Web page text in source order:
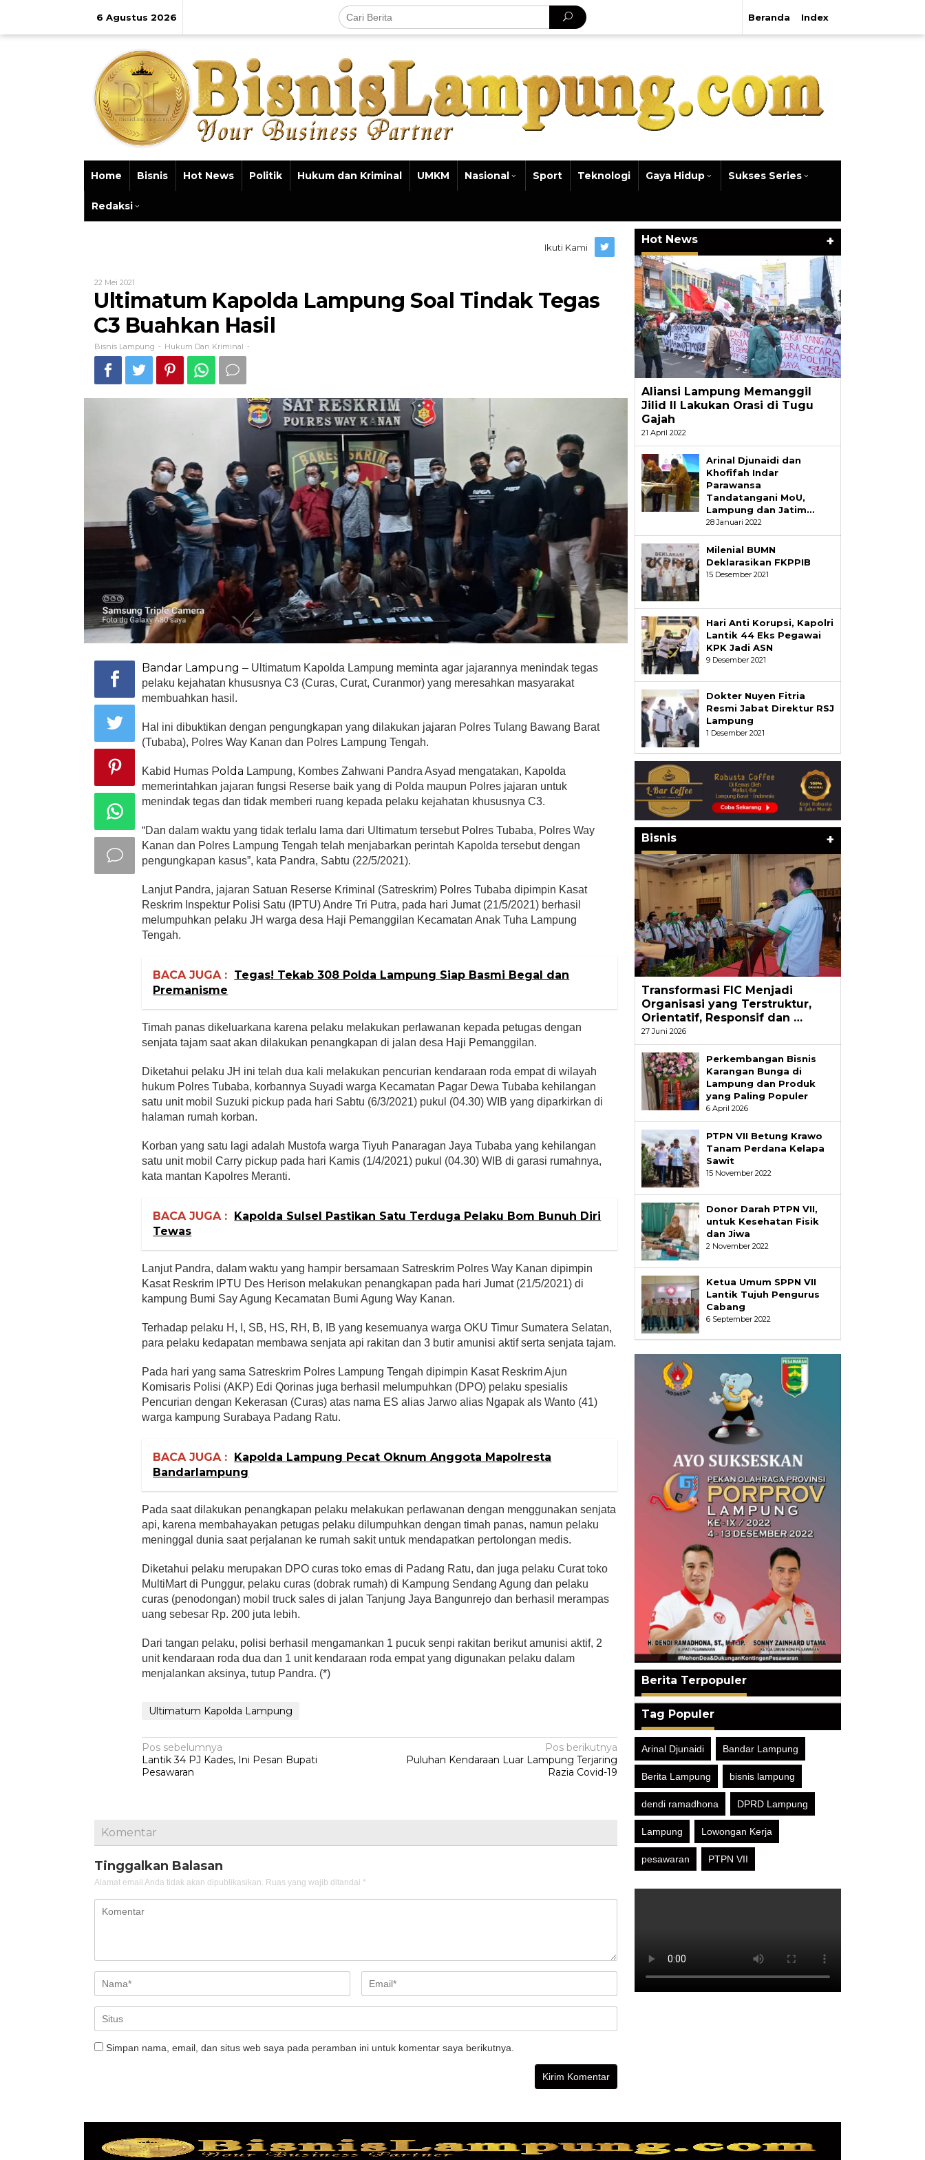
6 Agustus 2026 Beranda Index
Home Bisnis Hot News Politik Hukum dan Kriminal UMKM Nasional Sport Teknologi Gaya Hidup Sukses Series
Redaksi
Ikuti Kami
22 Mei 2021
Lampung
Ultimatum Kapolda Lampung Soal Tindak Tegas
C3 Buahkan Hasil
Bisnis Lampung - Hukum Dan Kriminal -
Bandar Lampung – Ultimatum Kapolda Lampung meminta agar jajarannya menindak tegas
pelaku kejahatan khususnya C3 (Curas, Curat, Curanmor) yang meresahkan masyarakat
membuahkan hasil.
Hal ini dibuktikan dengan pengungkapan yang dilakukan jajaran Polres Tulang Bawang Barat
(Tubaba), Polres Way Kanan dan Polres Lampung Tengah.
Kabid Humas Polda Lampung, Kombes Zahwani Pandra Asyad mengatakan, Kapolda
memerintahkan jajaran fungsi Reserse baik yang di Polda maupun Polres jajaran untuk
menindak tegas dan tidak memberi ruang kepada pelaku kejahatan khususnya C3.
“Dan dalam waktu yang tidak terlalu lama dari Ultimatum tersebut Polres Tubaba, Polres Way
Kanan dan Polres Lampung Tengah telah menjabarkan perintah Kapolda tersebut dengan
pengungkapan kasus”, kata Pandra, Sabtu (22/5/2021).
Lanjut Pandra, jajaran Satuan Reserse Kriminal (Satreskrim) Polres Tubaba dipimpin Kasat
Reskrim Inspektur Polisi Satu (IPTU) Andre Tri Putra, pada hari Jumat (21/5/2021) berhasil
melumpuhkan pelaku JH warga desa Haji Pemanggilan Kecamatan Anak Tuha Lampung
Tengah.
BACA JUGA : Tegas! Tekab 308 Polda Lampung Siap Basmi Begal dan
Premanisme
Timah panas dikeluarkana karena pelaku melakukan perlawanan kepada petugas dengan
senjata tajam saat akan dilakukan penangkapan di jalan desa Haji Pemanggilan.
Diketahui pelaku JH ini telah dua kali melakukan pencurian kendaraan roda empat di wilayah
hukum Polres Tubaba, korbannya Suyadi warga Kecamatan Pagar Dewa Tubaba kehilangan
satu unit mobil Suzuki pickup pada hari Sabtu (6/3/2021) pukul (04.30) WIB yang diparkirkan di
halaman rumah korban.
Korban yang satu lagi adalah Mustofa warga Tiyuh Panaragan Jaya Tubaba yang kehilangan
satu unit mobil Carry pickup pada hari Kamis (1/4/2021) pukul (04.30) WIB di garasi rumahnya,
kata mantan Kapolres Meranti.
BACA JUGA : Kapolda Sulsel Pastikan Satu Terduga Pelaku Bom Bunuh Diri
Tewas
Lanjut Pandra, dalam waktu yang hampir bersamaan Satreskrim Polres Way Kanan dipimpin
Kasat Reskrim IPTU Des Herison melakukan penangkapan pada hari Jumat (21/5/2021) di
kampung Bumi Say Agung Kecamatan Bumi Agung Way Kanan.
Terhadap pelaku H, I, SB, HS, RH, B, IB yang kesemuanya warga OKU Timur Sumatera Selatan,
para pelaku kedapatan membawa senjata api rakitan dan 3 butir amunisi aktif serta senjata tajam.
Pada hari yang sama Satreskrim Polres Lampung Tengah dipimpin Kasat Reskrim Ajun
Komisaris Polisi (AKP) Edi Qorinas juga berhasil melumpuhkan (DPO) pelaku spesialis
Pencurian dengan Kekerasan (Curas) atas nama ES alias Jarwo alias Ngapak als Wanto (41)
warga kampung Surabaya Padang Ratu.
BACA JUGA : Kapolda Lampung Pecat Oknum Anggota Mapolresta
Bandarlampung
Pada saat dilakukan penangkapan pelaku melakukan perlawanan dengan menggunakan senjata
api, karena membahayakan petugas pelaku dilumpuhkan dengan timah panas, namun pelaku
meninggal dunia saat perjalanan ke rumah sakit untuk mendapatkan pertolongan medis.
Diketahui pelaku merupakan DPO curas toko emas di Padang Ratu, dan juga pelaku Curat toko
MultiMart di Punggur, pelaku curas (dobrak rumah) di Kampung Sendang Agung dan pelaku
curas (penodongan) mobil truck sales di jalan Tanjung Jaya Bangunrejo dan berhasil merampas
uang sebesar Rp. 200 juta lebih.
Dari tangan pelaku, polisi berhasil mengamankan 1 pucuk senpi rakitan berikut amunisi aktif, 2
unit kendaraan roda dua dan 1 unit kendaraan roda empat yang digunakan pelaku dalam
menjalankan aksinya, tutup Pandra. (*)
Ultimatum Kapolda Lampung
Navigasi
pos
Pos sebelumnya
Lantik 34 PJ Kades, Ini Pesan Bupati
Pesawaran
Pos berikutnya
Puluhan Kendaraan Luar Lampung Terjaring
Razia Covid-19
Komentar
Tinggalkan Balasan
Alamat email Anda tidak akan dipublikasikan. Ruas yang wajib ditandai *
Simpan nama, email, dan situs web saya pada peramban ini untuk komentar saya berikutnya.
Hot News +
Aliansi Lampung Memanggil
Jilid II Lakukan Orasi di Tugu
Gajah
21 April 2022
Arinal Djunaidi dan
Khofifah Indar
Parawansa
Tandatangani MoU,
Lampung dan Jatim…
28 Januari 2022
Milenial BUMN
Deklarasikan FKPPIB
15 Desember 2021
Hari Anti Korupsi, Kapolri
Lantik 44 Eks Pegawai
KPK Jadi ASN
9 Desember 2021
Dokter Nuyen Fitria
Resmi Jabat Direktur RSJ
Lampung
1 Desember 2021
Bisnis +
Transformasi FIC Menjadi
Organisasi yang Terstruktur,
Orientatif, Responsif dan …
27 Juni 2026
Perkembangan Bisnis
Karangan Bunga di
Lampung dan Produk
yang Paling Populer
6 April 2026
PTPN VII Betung Krawo
Tanam Perdana Kelapa
Sawit
15 November 2022
Donor Darah PTPN VII,
untuk Kesehatan Fisik
dan Jiwa
2 November 2022
Ketua Umum SPPN VII
Lantik Tujuh Pengurus
Cabang
6 September 2022
Berita Terpopuler
Tag Populer
Arinal Djunaidi Bandar Lampung
Berita Lampung bisnis lampung
dendi ramadhona DPRD Lampung
Lampung Lowongan Kerja
pesawaran PTPN VII